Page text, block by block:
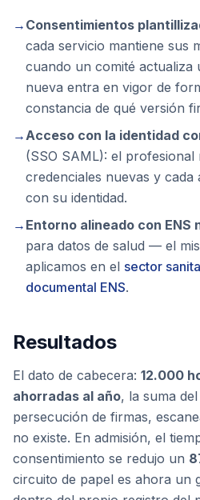
→ Consentimientos
cada servicio mantiene sus
cuando un comité actualiza
nueva entra en vigor de
constancia de qué versión
→Acceso con la identidad
(SSO SAML): el profesional
credenciales nuevas y cada
con su identidad.
→ Entorno alineado con ENS
para datos de salud — el
aplicamos en el sector
documental ENS.
Resultados
El dato de cabecera: 12.000
ahorradas al año, la suma
persecución de firmas,
no existe. En admisión, el
consentimiento se redujo un
circuito de papel es ahora un